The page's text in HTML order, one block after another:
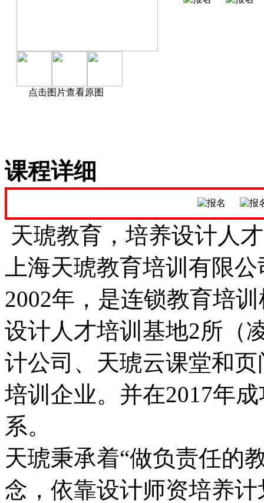
点击图片查看原图
课程详细
天琥教育，培养设计人才
上海天琥教育培训有限
2002年，是连锁教育培
设计人才培训基地2所（
计公司、天琥云课堂和
培训企业。并在2017年
系。
天琥秉承着“做负责任的
念，依靠设计师资培养